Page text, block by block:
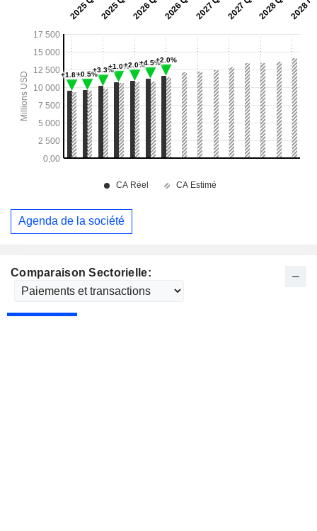
Comparaison Sectorielle:
Agenda de la société